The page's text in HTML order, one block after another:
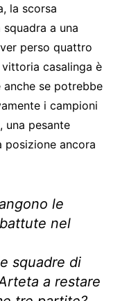
la scorsa
squadra a una
perso quattro
casalinga è
se potrebbe
i campioni
una pesante
posizione ancora
le
nel
squadre di
a restare